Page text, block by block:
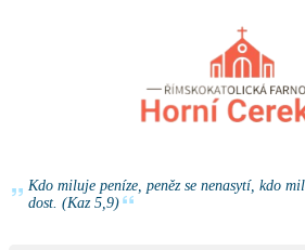
Kdo miluje peníze, peněz se nenasytí, kdo
dost. (Kaz 5,9)